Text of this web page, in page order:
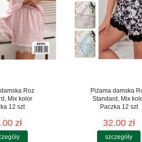
Roz
Mix kolor
12 szt
zł
Piżama damska
Standard, Mix
Paczka 12 szt
32.00 zł
szczegóły